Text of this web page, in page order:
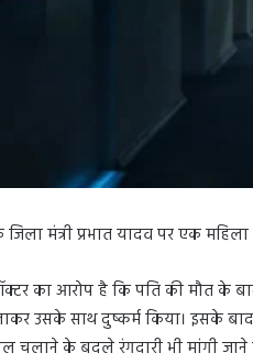
मंत्री प्रभात यादव पर एक
का आरोप है कि पति की मौत के
उसके साथ दुष्कर्म किया। इसके
चलाने के बदले रंगदारी भी मांगी जाने